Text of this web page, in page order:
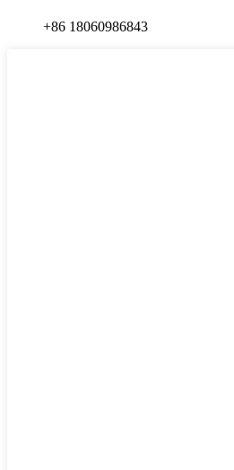
+86 18060986843